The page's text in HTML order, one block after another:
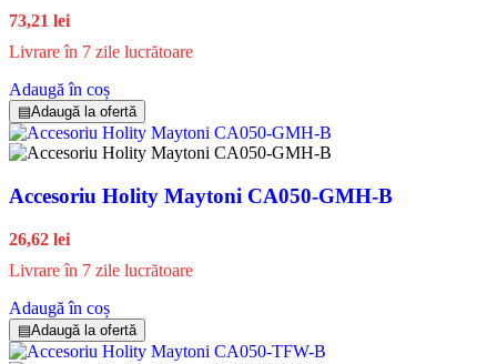
73,21 lei
Livrare în 7 zile lucrătoare
Adaugă în coș
▤Adaugă la ofertă
Accesoriu Holity Maytoni CA050-GMH-B
26,62 lei
Livrare în 7 zile lucrătoare
Adaugă în coș
▤Adaugă la ofertă